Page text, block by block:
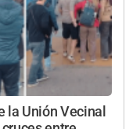
la Unión Vecinal